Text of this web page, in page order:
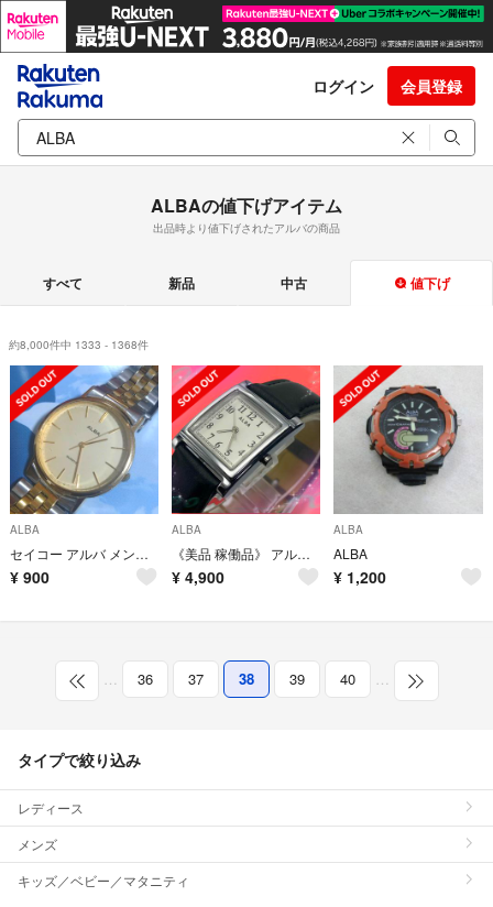
ログイン 会員登録
ALBAの値下げアイテム
出品時より値下げされたアルバの商品
すべて 新品 中古 値下げ
約8,000件中 1333 - 1368件
ALBA
セイコー アルバ メンズクォーツ 電池交換済稼働品
¥ 900
ALBA
《美品 稼働品》 アルバ メンズ腕時計 防水 ホワイト文字盤 クオーツ
¥ 4,900
ALBA
ALBA
¥ 1,200
… 36 37 38 39 40 …
タイプで絞り込み
レディース
メンズ
キッズ／ベビー／マタニティ